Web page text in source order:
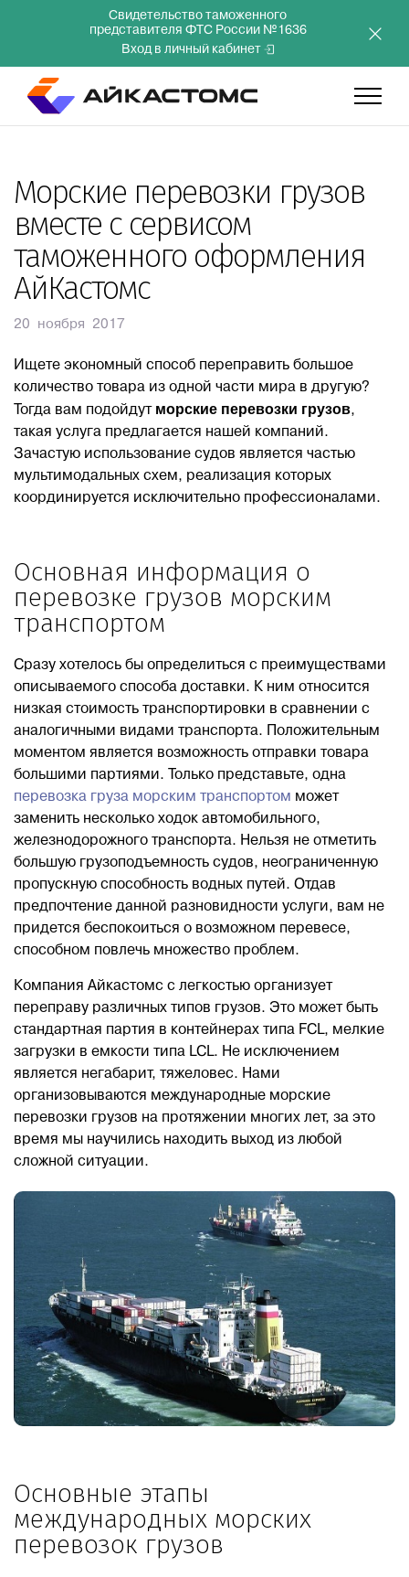
Свидетельство таможенного
представителя ФТС России №1636
Вход в личный кабинет
Услуги
Компания
Преимущества
Инвесторам
Блог
Контакты
8 800 551 51 47
ЗАКАЗАТЬ ЗВОНОК
ПОДАТЬ ЗАЯВКУ
ВХОД
RU EN 中国
Морские перевозки грузов
вместе с сервисом
таможенного оформления
АйКастомс
20 ноября 2017
Ищете экономный способ переправить большое
количество товара из одной части мира в другую?
Тогда вам подойдут морские перевозки грузов,
такая услуга предлагается нашей компаний.
Зачастую использование судов является частью
мультимодальных схем, реализация которых
координируется исключительно профессионалами.
Основная информация о
перевозке грузов морским
транспортом
Сразу хотелось бы определиться с преимуществами
описываемого способа доставки. К ним относится
низкая стоимость транспортировки в сравнении с
аналогичными видами транспорта. Положительным
моментом является возможность отправки товара
большими партиями. Только представьте, одна
перевозка груза морским транспортом
может
заменить несколько ходок автомобильного,
железнодорожного транспорта. Нельзя не отметить
большую грузоподъемность судов, неограниченную
пропускную способность водных путей. Отдав
предпочтение данной разновидности услуги, вам не
придется беспокоиться о возможном перевесе,
способном повлечь множество проблем.
Компания Айкастомс с легкостью организует
переправу различных типов грузов. Это может быть
стандартная партия в контейнерах типа FCL, мелкие
загрузки в емкости типа LCL. Не исключением
является негабарит, тяжеловес. Нами
организовываются международные морские
перевозки грузов на протяжении многих лет, за это
время мы научились находить выход из любой
сложной ситуации.
Основные этапы
международных морских
перевозок грузов